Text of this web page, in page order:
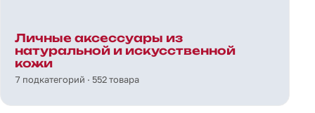
Личные аксессуары из
натуральной и искусственной
кожи
7 подкатегорий · 552 товара